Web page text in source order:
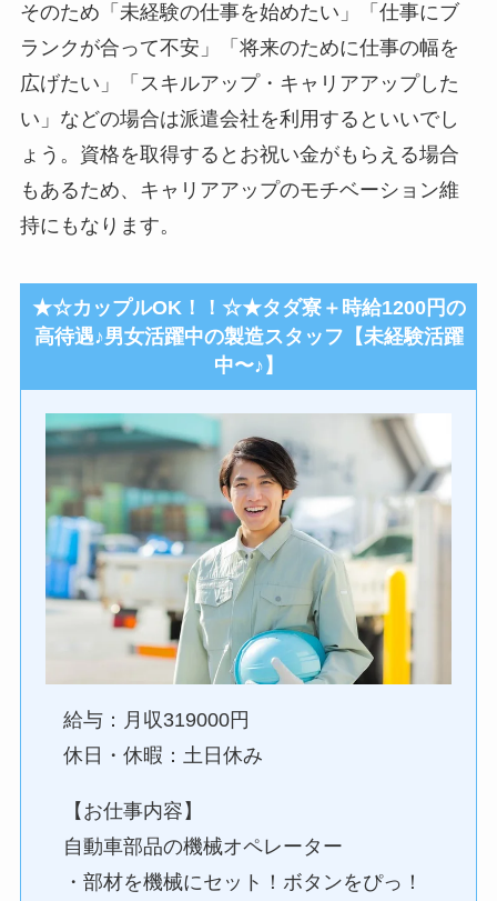
そのため「未経験の仕事を始めたい」「仕事にブ
ランクが合って不安」「将来のために仕事の幅を
広げたい」「スキルアップ・キャリアアップした
い」などの場合は派遣会社を利用するといいでし
ょう。資格を取得するとお祝い金がもらえる場合
もあるため、キャリアアップのモチベーション維
持にもなります。
★☆カップルOK！！☆★タダ寮＋時給1200円の
高待遇♪男女活躍中の製造スタッフ【未経験活躍
中〜♪】
給与：月収319000円
休日・休暇：土日休み
【お仕事内容】
自動車部品の機械オペレーター
・部材を機械にセット！ボタンをぴっ！